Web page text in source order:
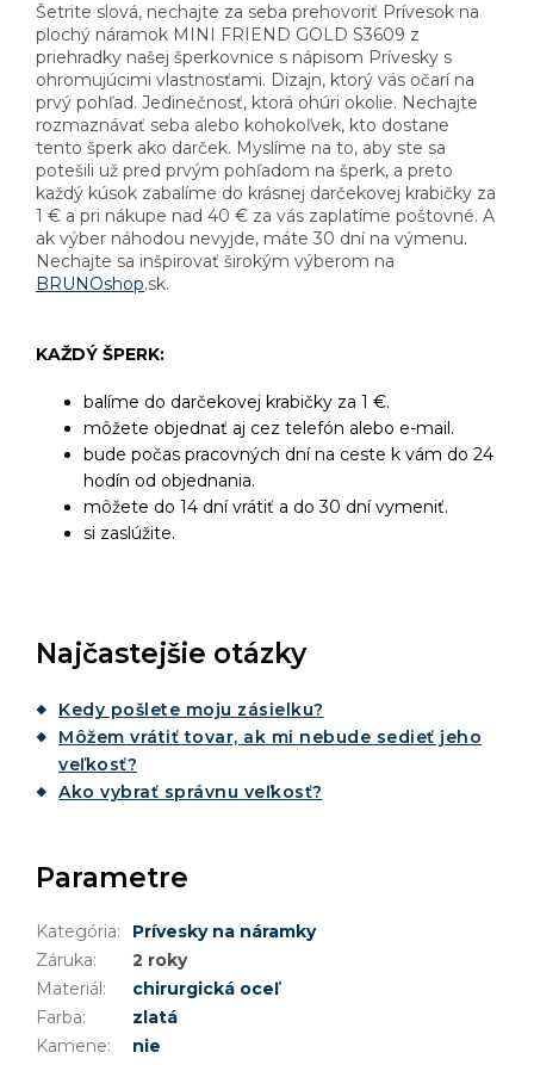
Šetrite slová, nechajte za seba prehovoriť Prívesok na
plochý náramok MINI FRIEND GOLD S3609 z
priehradky našej šperkovnice s nápisom Prívesky s
ohromujúcimi vlastnosťami. Dizajn, ktorý vás očarí na
prvý pohľad. Jedinečnosť, ktorá ohúri okolie. Nechajte
rozmaznávať seba alebo kohokoľvek, kto dostane
tento šperk ako darček. Myslíme na to, aby ste sa
potešili už pred prvým pohľadom na šperk, a preto
každý kúsok zabalíme do krásnej darčekovej krabičky za
1 € a pri nákupe nad 40 € za vás zaplatíme poštovné. A
ak výber náhodou nevyjde, máte 30 dní na výmenu.
Nechajte sa inšpirovať širokým výberom na
BRUNOshop.sk.
KAŽDÝ ŠPERK:
balíme do darčekovej krabičky za 1 €.
môžete objednať aj cez telefón alebo e-mail.
bude počas pracovných dní na ceste k vám do 24
hodín od objednania.
môžete do 14 dní vrátiť a do 30 dní vymeniť.
si zaslúžite.
Najčastejšie otázky
Kedy pošlete moju zásielku?
Môžem vrátiť tovar, ak mi nebude sedieť jeho
veľkosť?
Ako vybrať správnu veľkosť?
Parametre
Kategória:
Prívesky na náramky
Záruka:
2 roky
Materiál :
chirurgická oceľ
Farba:
zlatá
Kamene:
nie